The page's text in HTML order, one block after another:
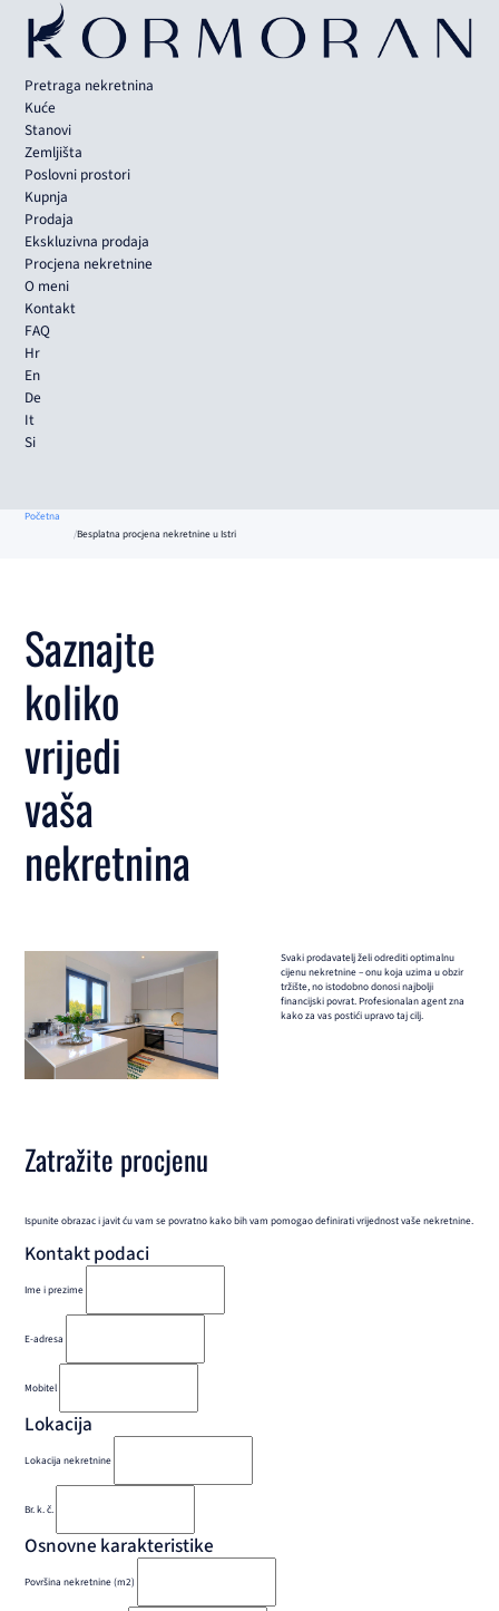
Pretraga nekretnina
Kuće
Stanovi
Zemljišta
Poslovni prostori
Kupnja
Prodaja
Ekskluzivna prodaja
Procjena nekretnine
O meni
Kontakt
FAQ
Hr
En
De
It
Si
Početna
Besplatna procjena nekretnine u Istri
Saznajte
koliko
vrijedi
vaša
nekretnina
Svaki prodavatelj želi odrediti optimalnu
cijenu nekretnine – onu koja uzima u obzir
tržište, no istodobno donosi najbolji
financijski povrat. Profesionalan agent zna
kako za vas postići upravo taj cilj.
Zatražite procjenu
Ispunite obrazac i javit ću vam se povratno kako bih vam pomogao definirati vrijednost vaše nekretnine.
Kontakt podaci
Ime i prezime
E-adresa
Mobitel
Lokacija
Lokacija nekretnine
Br. k. č.
Osnovne karakteristike
Površina nekretnine (m2)